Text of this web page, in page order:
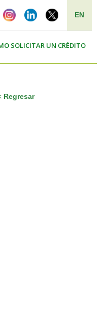
EN
SOLICITAR UN CRÉDITO
Regresar